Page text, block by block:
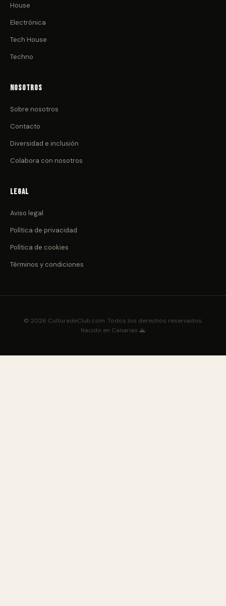
House
Electrónica
Tech House
Techno
Nosotros
Sobre nosotros
Contacto
Diversidad e inclusión
Colabora con nosotros
Legal
Aviso legal
Política de privacidad
Política de cookies
Términos y condiciones
© 2026 CulturadeClub.com. Todos los derechos reservados.
Nacido en Canarias 🌋